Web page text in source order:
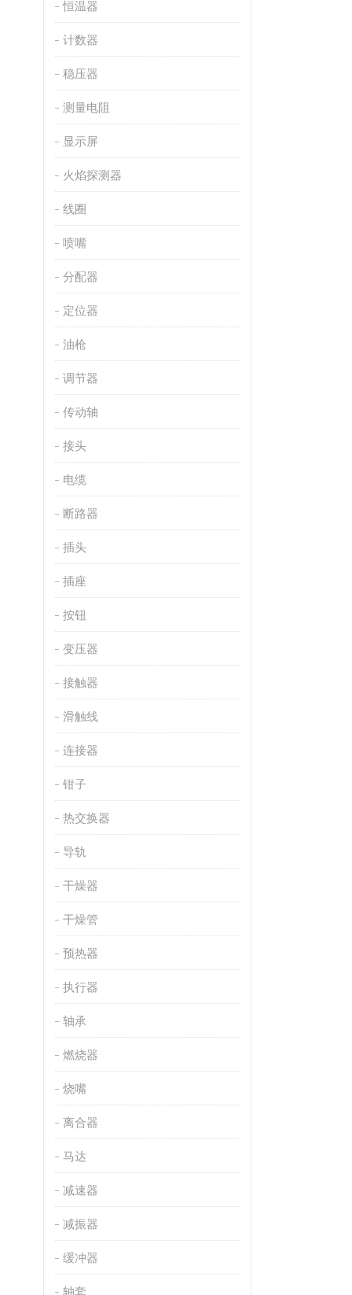
恒温器
计数器
稳压器
测量电阻
显示屏
火焰探测器
线圈
喷嘴
分配器
定位器
油枪
调节器
传动轴
接头
电缆
断路器
插头
插座
按钮
变压器
接触器
滑触线
连接器
钳子
热交换器
导轨
干燥器
干燥管
预热器
执行器
轴承
燃烧器
烧嘴
离合器
马达
减速器
减振器
缓冲器
轴套